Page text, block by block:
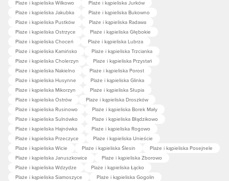
Plaże i kąpieliska Wilkowo
Plaże i kąpieliska Jurków
Plaże i kąpieliska Jakubka
Plaże i kąpieliska Bukowno
Plaże i kąpieliska Pustków
Plaże i kąpieliska Radawa
Plaże i kąpieliska Ostrzyce
Plaże i kąpieliska Głębokie
Plaże i kąpieliska Choceń
Plaże i kąpieliska Lubrza
Plaże i kąpieliska Kamińsko
Plaże i kąpieliska Trzcianka
Plaże i kąpieliska Cholerzyn
Plaże i kąpieliska Przystań
Plaże i kąpieliska Nakielno
Plaże i kąpieliska Porost
Plaże i kąpieliska Husynne
Plaże i kąpieliska Glinka
Plaże i kąpieliska Mikorzyn
Plaże i kąpieliska Słupia
Plaże i kąpieliska Ostrów
Plaże i kąpieliska Droszków
Plaże i kąpieliska Rusinowo
Plaże i kąpieliska Borek Mały
Plaże i kąpieliska Sulnówko
Plaże i kąpieliska Błądzikowo
Plaże i kąpieliska Hajnówka
Plaże i kąpieliska Rogowo
Plaże i kąpieliska Przeczyce
Plaże i kąpieliska Unieście
Plaże i kąpieliska Wicie
Plaże i kąpieliska Ślesin
Plaże i kąpieliska Posejnele
Plaże i kąpieliska Januszkowice
Plaże i kąpieliska Zborowo
Plaże i kąpieliska Wdzydze
Plaże i kąpieliska Łącko
Plaże i kąpieliska Siamoszyce
Plaże i kąpieliska Gogolin